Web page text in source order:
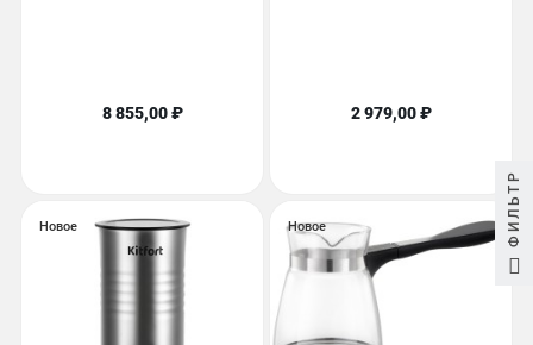
8 855,00 ₽ 2 979,00 ₽
Новое Новое ФИЛЬТР